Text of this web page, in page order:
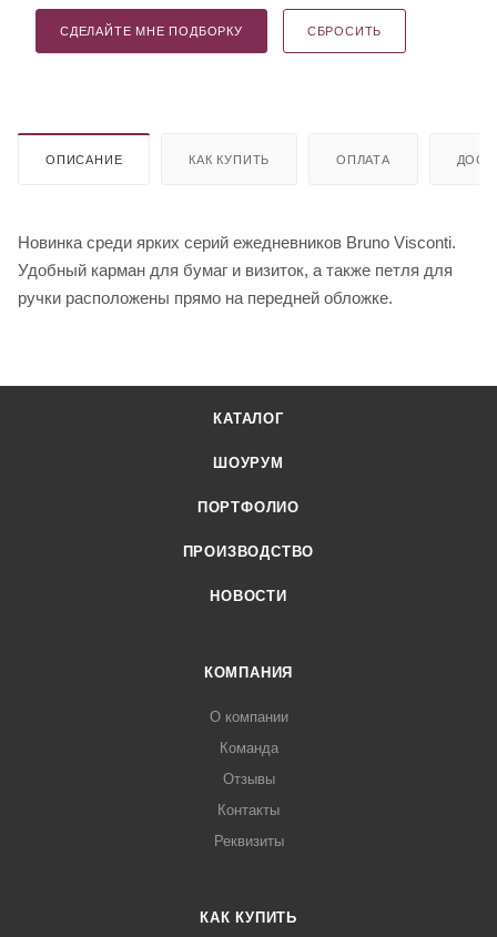
СДЕЛАЙТЕ МНЕ ПОДБОРКУ СБРОСИТЬ
ОПИСАНИЕ КАК КУПИТЬ ОПЛАТА
Новинка среди ярких серий ежедневников Bruno Visconti.
Удобный карман для бумаг и визиток, а также петля для
ручки расположены прямо на передней обложке.
КАТАЛОГ
ШОУРУМ
ПОРТФОЛИО
ПРОИЗВОДСТВО
НОВОСТИ
КОМПАНИЯ
О компании
Команда
Отзывы
Контакты
Реквизиты
КАК КУПИТЬ